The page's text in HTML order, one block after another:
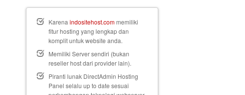
Karena indositehost.commemiliki
fitur hosting yang lengkap dan
komplit untuk website anda.
Memiliki Server sendiri (bukan
reseller host dari provider lain).
Piranti lunak DirectAdmin Hosting
Panel selalu up to date sesuai